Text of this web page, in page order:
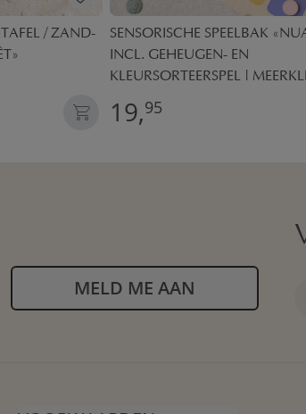
/ ZAND-
SENSORISCHE SPEELBAK
INCL. GEHEUGEN- EN
KLEURSORTEERSPEL |
19,95
MELD ME AAN